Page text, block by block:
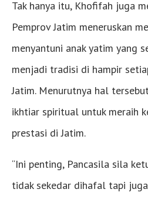
Tak hanya itu, Khofifah juga
Pemprov Jatim meneruskan
menyantuni anak yatim yang
menjadi tradisi di hampir
Jatim. Menurutnya hal
ikhtiar spiritual untuk meraih
prestasi di Jatim.
“Ini penting, Pancasila sila
tidak sekedar dihafal tapi